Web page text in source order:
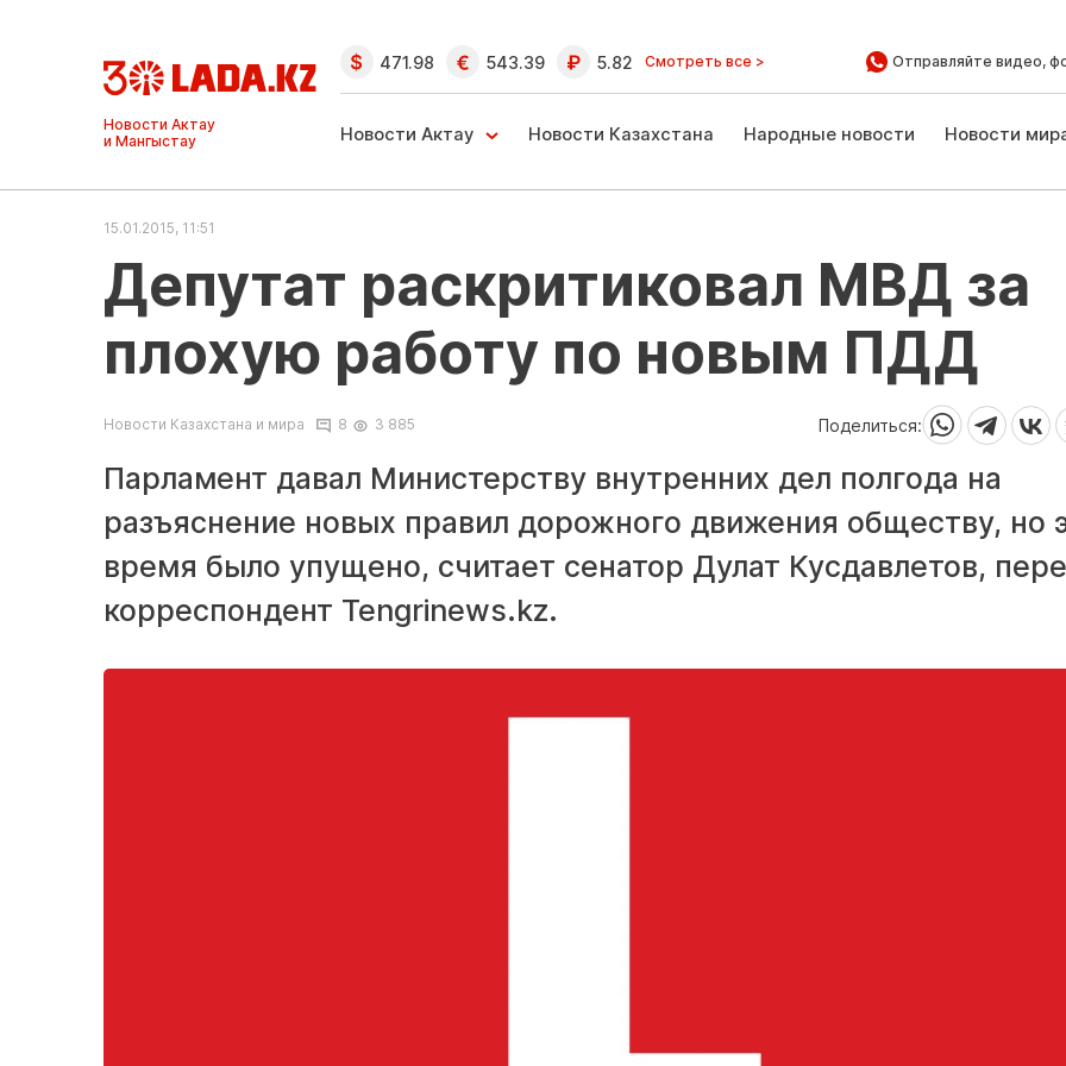
Ақтау және
Манғыстау
жаңалықтары
471.98 543.39 5.82 Смотреть все > Отправляйте видео,
Новости Актау Новости Казахстана Народные новости Новости
15.01.2015, 11:51
Депутат раскритиковал МВД за
плохую работу по новым ПДД
Новости Казахстана и мира 8 3 885 Поделиться:
Парламент давал Министерству внутренних дел полгода на
разъяснение новых правил дорожного движения обществу, но
время было упущено, считает сенатор Дулат Кусдавлетов,
корреспондент Tengrinews.kz.